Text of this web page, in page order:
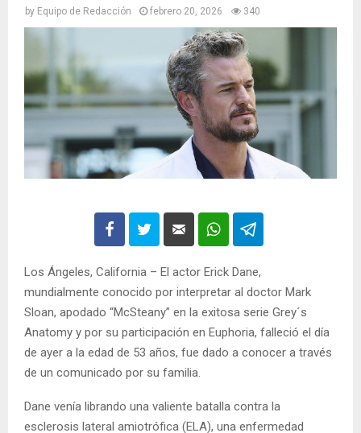
by Equipo de Redacción febrero 20, 2026 340
Los Ángeles, California – El actor Erick Dane,
mundialmente conocido por interpretar al doctor Mark
Sloan, apodado “McSteany” en la exitosa serie Grey´s
Anatomy y por su participación en Euphoria, falleció el día
de ayer a la edad de 53 años, fue dado a conocer a través
de un comunicado por su familia.
Dane venía librando una valiente batalla contra la
esclerosis lateral amiotrófica (ELA), una enfermedad